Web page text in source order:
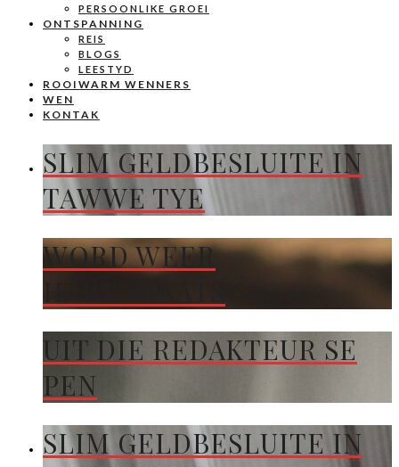
PERSOONLIKE GROEI
ONTSPANNING
REIS
BLOGS
LEESTYD
ROOIWARM WENNERS
WEN
KONTAK
SLIM GELDBESLUITE IN
TAWWE TYE
WORD WEER
UIT DIE REDAKTEUR SE
PEN
SLIM GELDBESLUITE IN